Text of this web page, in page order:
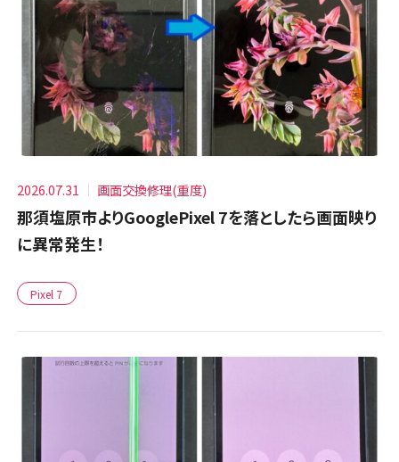
2026.07.31 画面交換修理(重度)
那須塩原市よりGooglePixel 7を落としたら画面映り
に異常発生！
Pixel 7